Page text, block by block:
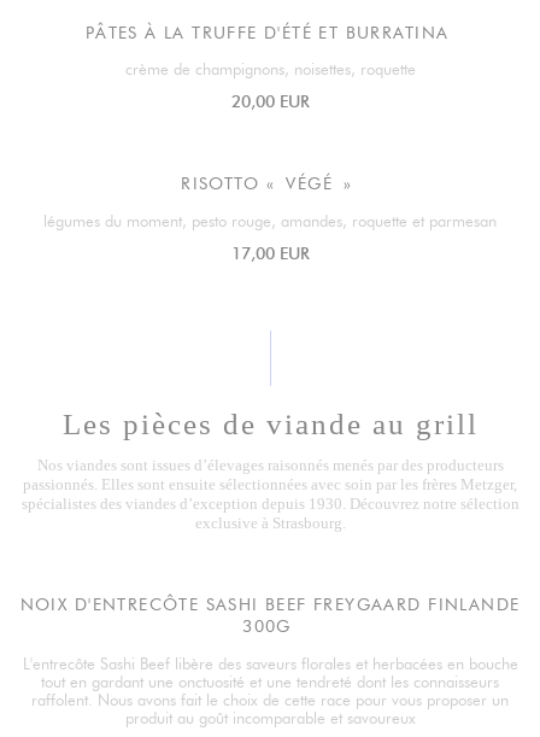
PÂTES À LA TRUFFE D'ÉTÉ ET BURRATINA
crème de champignons, noisettes, roquette
20,00 EUR
RISOTTO « VÉGÉ »
légumes du moment, pesto rouge, amandes, roquette et parmesan
17,00 EUR
Les pièces de viande au grill
Nos viandes sont issues d’élevages raisonnés menés par des producteurs
passionnés. Elles sont ensuite sélectionnées avec soin par les frères Metzger,
spécialistes des viandes d’exception depuis 1930. Découvrez notre sélection
exclusive à Strasbourg.
NOIX D'ENTRECÔTE SASHI BEEF FREYGAARD FINLANDE
300G
L'entrecôte Sashi Beef libère des saveurs florales et herbacées en bouche
tout en gardant une onctuosité et une tendreté dont les connaisseurs
raffolent. Nous avons fait le choix de cette race pour vous proposer un
produit au goût incomparable et savoureux